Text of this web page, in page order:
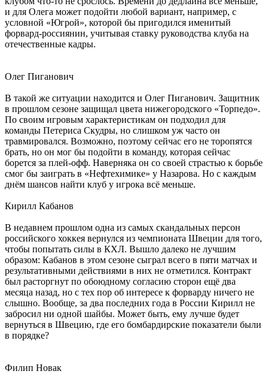
и для Олега может подойти любой вариант, например, с
условной «Югрой», которой бы пригодился именитый
форвард-россиянин, учитывая ставку руководства клуба на
отечественные кадры.
Олег Пиганович
В такой же ситуации находится и Олег Пиганович. Защитник
в прошлом сезоне защищал цвета нижегородского «Торпедо».
По своим игровым характеристикам он подходил для
команды Петериса Скудры, но слишком уж часто он
травмировался. Возможно, поэтому сейчас его не торопятся
брать, но он мог бы подойти в команду, которая сейчас
борется за плей-офф. Наверняка он со своей страстью к борьбе
смог бы заиграть в «Нефтехимике» у Назарова. Но с каждым
днём шансов найти клуб у игрока всё меньше.
Кирилл Кабанов
В недавнем прошлом одна из самых скандальных персон
российского хоккея вернулся из чемпионата Швеции для того,
чтобы попытать силы в КХЛ. Вышло далеко не лучшим
образом: Кабанов в этом сезоне сыграл всего в пяти матчах и
результативными действиями в них не отметился. Контракт
был расторгнут по обоюдному согласию сторон ещё два
месяца назад, но с тех пор об интересе к форварду ничего не
слышно. Вообще, за два последних года в России Кирилл не
забросил ни одной шайбы. Может быть, ему лучше будет
вернуться в Швецию, где его бомбардирские показатели были
в порядке?
Филип Новак